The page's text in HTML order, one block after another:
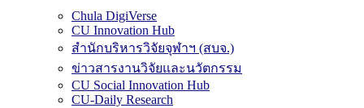
Chula DigiVerse
CU Innovation Hub
สำนักบริหารวิจัยจุฬาฯ (สบจ.)
ข่าวสารงานวิจัยและนวัตกรรม
CU Social Innovation Hub
CU-Daily Research